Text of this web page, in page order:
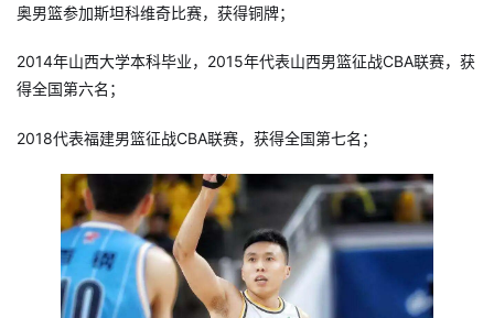
奥男篮参加斯坦科维奇比赛，获得铜牌；
2014年山西大学本科毕业，2015年代表山西男篮征战CBA联赛，获
得全国第六名；
2018代表福建男篮征战CBA联赛，获得全国第七名；